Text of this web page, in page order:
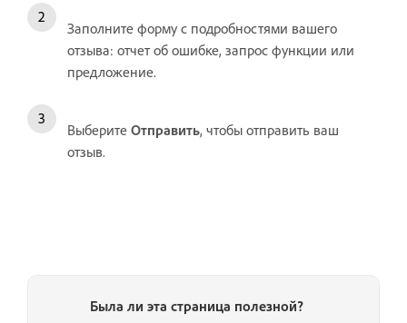
Заполните форму с подробностями вашего
отзыва: отчет об ошибке, запрос функции или
предложение.
Выберите Отправить, чтобы отправить ваш
отзыв.
Была ли эта страница полезной?